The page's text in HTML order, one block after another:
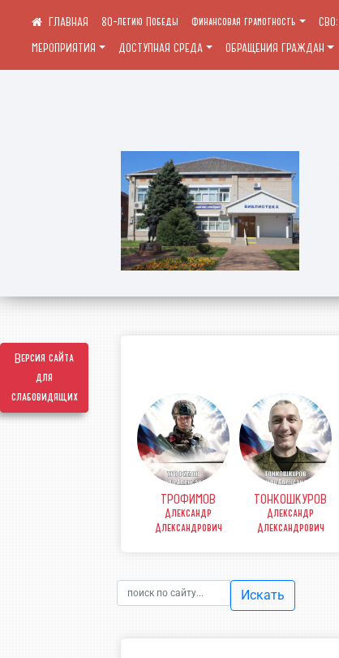
Версия сайта
для
слабовидящих
80-летию Победы Финансовая грамотность
МЕРОПРИЯТИЯ
ДОСТУПНАЯ СРЕДА ОБРАЩЕНИЯ ГРАЖДАН
ТРОФИМОВ
Александр
Александрович
ТОНКОШКУРОВ
Александр
Александрович
Искать